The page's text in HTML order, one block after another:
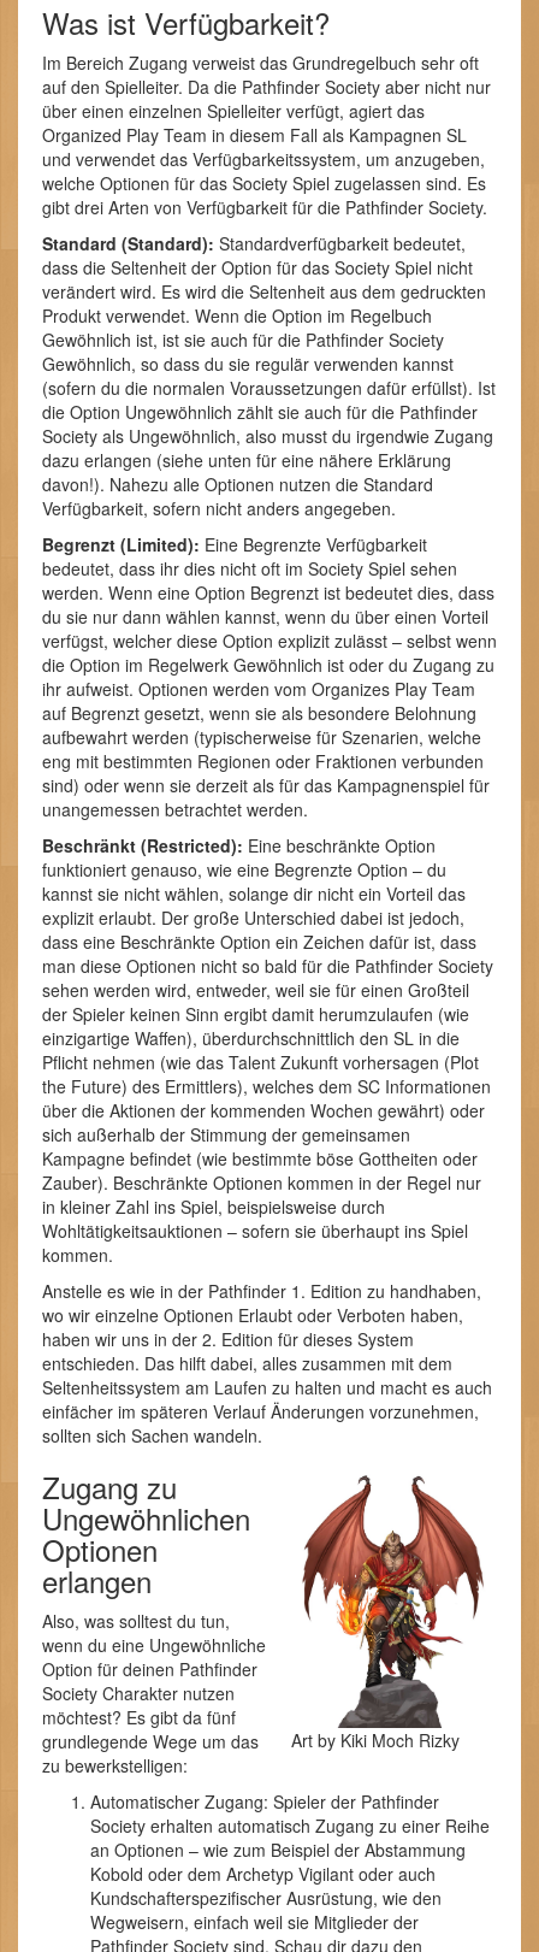
Was ist Verfügbarkeit?
Im Bereich Zugang verweist das Grundregelbuch sehr oft
auf den Spielleiter. Da die Pathfinder Society aber nicht nur
über einen einzelnen Spielleiter verfügt, agiert das
Organized Play Team in diesem Fall als Kampagnen SL
und verwendet das Verfügbarkeitssystem, um anzugeben,
welche Optionen für das Society Spiel zugelassen sind. Es
gibt drei Arten von Verfügbarkeit für die Pathfinder Society.
Standard (Standard): Standardverfügbarkeit bedeutet,
dass die Seltenheit der Option für das Society Spiel nicht
verändert wird. Es wird die Seltenheit aus dem gedruckten
Produkt verwendet. Wenn die Option im Regelbuch
Gewöhnlich ist, ist sie auch für die Pathfinder Society
Gewöhnlich, so dass du sie regulär verwenden kannst
(sofern du die normalen Voraussetzungen dafür erfüllst). Ist
die Option Ungewöhnlich zählt sie auch für die Pathfinder
Society als Ungewöhnlich, also musst du irgendwie Zugang
dazu erlangen (siehe unten für eine nähere Erklärung
davon!). Nahezu alle Optionen nutzen die Standard
Verfügbarkeit, sofern nicht anders angegeben.
Begrenzt (Limited): Eine Begrenzte Verfügbarkeit
bedeutet, dass ihr dies nicht oft im Society Spiel sehen
werden. Wenn eine Option Begrenzt ist bedeutet dies, dass
du sie nur dann wählen kannst, wenn du über einen Vorteil
verfügst, welcher diese Option explizit zulässt – selbst wenn
die Option im Regelwerk Gewöhnlich ist oder du Zugang zu
ihr aufweist. Optionen werden vom Organizes Play Team
auf Begrenzt gesetzt, wenn sie als besondere Belohnung
aufbewahrt werden (typischerweise für Szenarien, welche
eng mit bestimmten Regionen oder Fraktionen verbunden
sind) oder wenn sie derzeit als für das Kampagnenspiel für
unangemessen betrachtet werden.
Beschränkt (Restricted): Eine beschränkte Option
funktioniert genauso, wie eine Begrenzte Option – du
kannst sie nicht wählen, solange dir nicht ein Vorteil das
explizit erlaubt. Der große Unterschied dabei ist jedoch,
dass eine Beschränkte Option ein Zeichen dafür ist, dass
man diese Optionen nicht so bald für die Pathfinder Society
sehen werden wird, entweder, weil sie für einen Großteil
der Spieler keinen Sinn ergibt damit herumzulaufen (wie
einzigartige Waffen), überdurchschnittlich den SL in die
Pflicht nehmen (wie das Talent Zukunft vorhersagen (Plot
the Future) des Ermittlers), welches dem SC Informationen
über die Aktionen der kommenden Wochen gewährt) oder
sich außerhalb der Stimmung der gemeinsamen
Kampagne befindet (wie bestimmte böse Gottheiten oder
Zauber). Beschränkte Optionen kommen in der Regel nur
in kleiner Zahl ins Spiel, beispielsweise durch
Wohltätigkeitsauktionen – sofern sie überhaupt ins Spiel
kommen.
Anstelle es wie in der Pathfinder 1. Edition zu handhaben,
wo wir einzelne Optionen Erlaubt oder Verboten haben,
haben wir uns in der 2. Edition für dieses System
entschieden. Das hilft dabei, alles zusammen mit dem
Seltenheitssystem am Laufen zu halten und macht es auch
einfächer im späteren Verlauf Änderungen vorzunehmen,
sollten sich Sachen wandeln.
Art by Kiki Moch Rizky
Zugang zu
Ungewöhnlichen
Optionen
erlangen
Also, was solltest du tun,
wenn du eine Ungewöhnliche
Option für deinen Pathfinder
Society Charakter nutzen
möchtest? Es gibt da fünf
grundlegende Wege um das
zu bewerkstelligen:
Automatischer Zugang: Spieler der Pathfinder
Society erhalten automatisch Zugang zu einer Reihe
an Optionen – wie zum Beispiel der Abstammung
Kobold oder dem Archetyp Vigilant oder auch
Kundschafterspezifischer Ausrüstung, wie den
Wegweisern, einfach weil sie Mitglieder der
Pathfinder Society sind. Schau dir dazu den